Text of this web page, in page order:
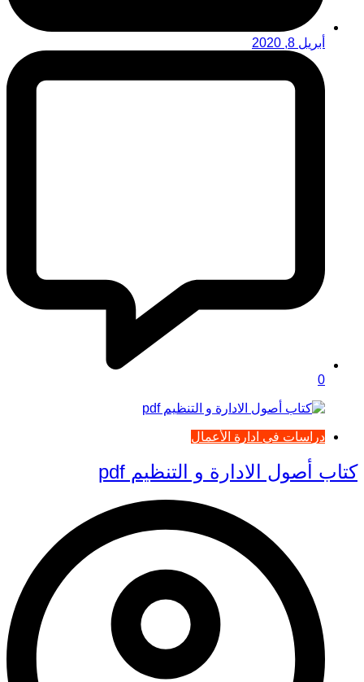
أبريل 8, 2020
0
دراسات في ادارة الأعمال
كتاب أصول الادارة و التنظيم pdf